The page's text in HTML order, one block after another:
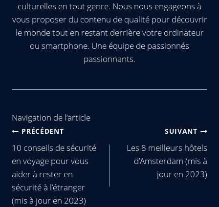
culturelles en tout genre. Nous nous engageons à
vous proposer du contenu de qualité pour découvrir
le monde tout en restant derrière votre ordinateur
ou smartphone. Une équipe de passionnés
passionnants.
Navigation de l’article
PRÉCÉDENT
10 conseils de sécurité
en voyage pour vous
aider à rester en
sécurité à l’étranger
(mis à jour en 2023)
SUIVANT
Les 8 meilleurs hôtels
d’Amsterdam (mis à
jour en 2023)